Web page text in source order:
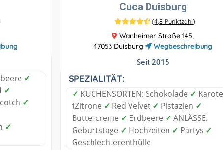
✓
✓
✓
✓
Cuca Duisburg
(4,8 Punktzahl)
Wanheimer Straße 145,
47053 Duisburg
Wegbeschreibung
Seit 2015
SPEZIALITÄT:
✓ KUCHENSORTEN: Schokolade ✓ Karote
tZitrone ✓ Red Velvet ✓ Pistazien ✓
Buttercreme ✓ Erdbeere ✓ ANLÄSSE:
Geburtstage ✓ Hochzeiten ✓ Partys ✓
Geschlechterenthülle